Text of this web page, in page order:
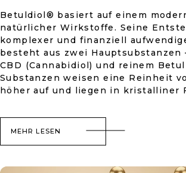
Betuldiol® basiert auf einem
natürlicher Wirkstoffe. Seine
komplexer und finanziell
besteht aus zwei Hauptsubstanzen
CBD (Cannabidiol) und reinem
Substanzen weisen eine Reinheit
höher auf und liegen in kristalliner
MEHR LESEN